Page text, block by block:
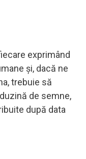
exprimând
și, dacă ne
trebuie să
de semne,
după data